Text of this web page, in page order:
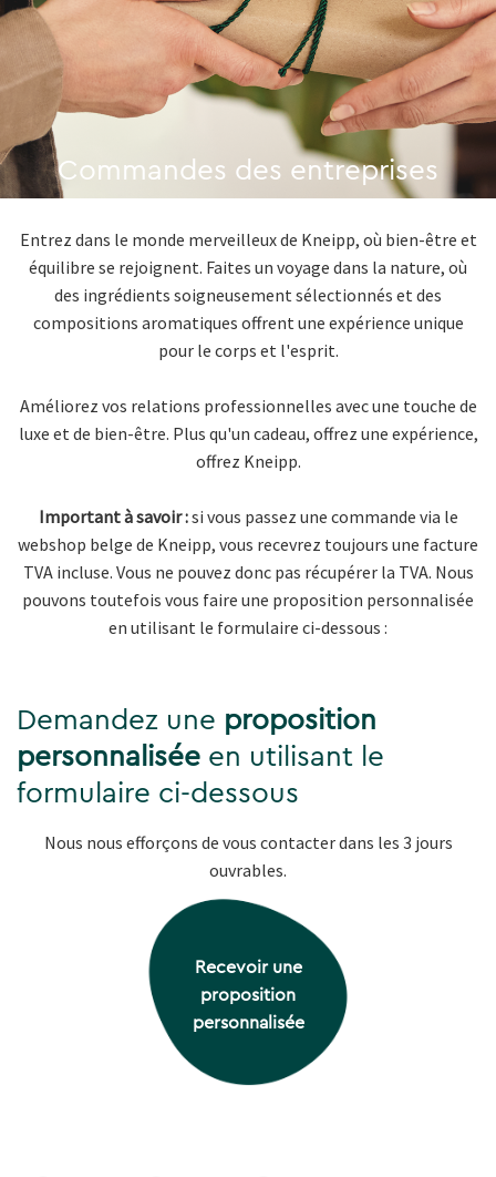
Commandes des entreprises
Entrez dans le monde merveilleux de Kneipp, où bien-être et
équilibre se rejoignent. Faites un voyage dans la nature, où
des ingrédients soigneusement sélectionnés et des
compositions aromatiques offrent une expérience unique
pour le corps et l'esprit.
Améliorez vos relations professionnelles avec une touche de
luxe et de bien-être. Plus qu'un cadeau, offrez une expérience,
offrez Kneipp.
Important à savoir :si vous passez une commande via le
webshop belge de Kneipp, vous recevrez toujours une facture
TVA incluse. Vous ne pouvez donc pas récupérer la TVA. Nous
pouvons toutefois vous faire une proposition personnalisée
en utilisant le formulaire ci-dessous :
Demandez une proposition
personnalisée en utilisant le
formulaire ci-dessous
Nous nous efforçons de vous contacter dans les 3 jours
ouvrables.
Recevoir une
proposition
personnalisée